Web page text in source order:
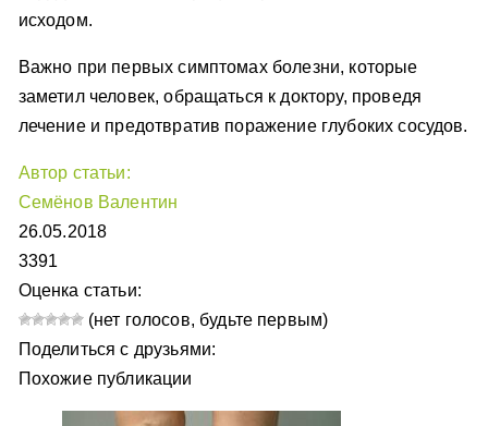
исходом.
Важно при первых симптомах болезни, которые
заметил человек, обращаться к доктору, проведя
лечение и предотвратив поражение глубоких сосудов.
Автор статьи:
Семёнов Валентин
26.05.2018
3391
Оценка статьи:
(нет голосов, будьте первым)
Поделиться с друзьями:
Похожие публикации